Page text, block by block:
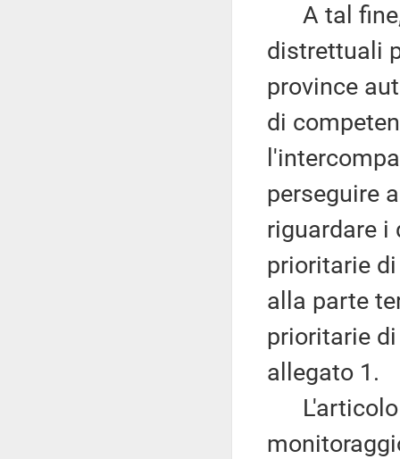
A tal fine,
distrettuali
province
di
perseguire
riguardare i
prioritarie
alla parte
prioritarie
allegato 1.
L'articolo